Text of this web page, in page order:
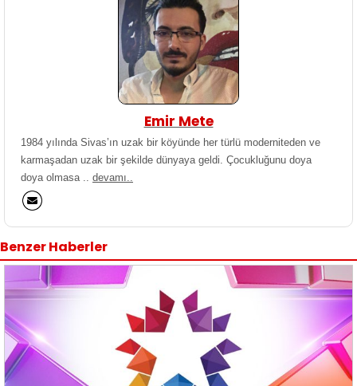
Emir Mete
1984 yılında Sivas’ın uzak bir köyünde her türlü moderniteden ve
karmaşadan uzak bir şekilde dünyaya geldi. Çocukluğunu doya
doya olmasa .. devamı..
Benzer Haberler